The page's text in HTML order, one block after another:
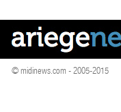
© midinews.com - 2005-2015